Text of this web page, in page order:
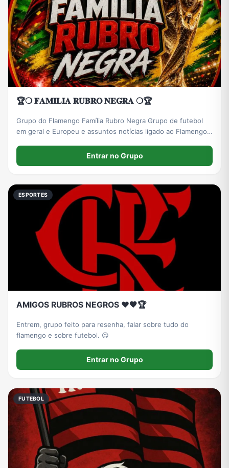
🏆❍ 𝐅𝐀𝐌𝐈𝐋𝐈𝐀 𝐑𝐔𝐁𝐑𝐎 𝐍𝐄𝐆𝐑𝐀 ❍🏆
Grupo do Flamengo Família Rubro Negra Grupo de futebol
em geral e Europeu e assuntos notícias ligado ao Flamengo
Entrar no Grupo
ESPORTES
AMIGOS RUBROS NEGROS ❤️🖤🏆
Entrem, grupo feito para resenha, falar sobre tudo do
flamengo e sobre futebol. 😉
Entrar no Grupo
FUTEBOL